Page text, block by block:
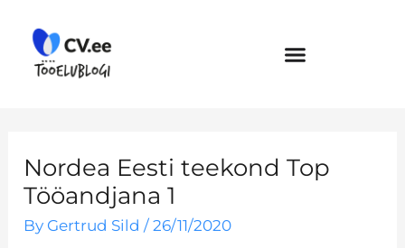
content
Nordea Eesti teekond Top
Tööandjana 1
By Gertrud Sild/26/11/2020